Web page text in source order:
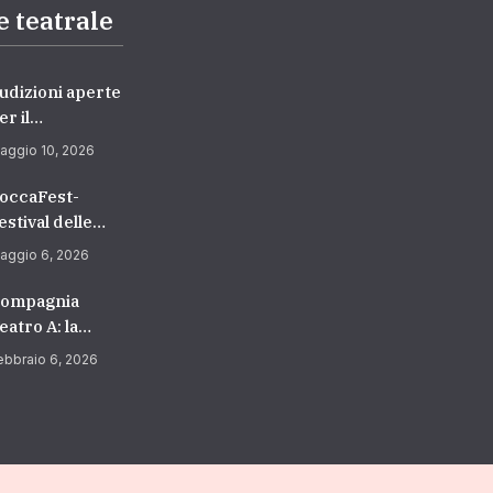
teatrale
aperte
il
di
di
2027) |
di
a
10, 2026
delle
Sceniche
6, 2026
A: la
2026
6, 2026